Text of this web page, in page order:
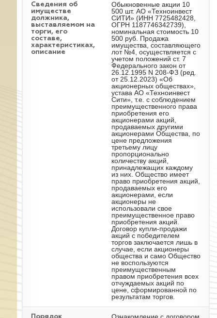
Cведения об
имуществе
должника,
выставляемом на
торги, его
составе,
характеристиках,
описание
Обыкновенные акции 10
500 шт. АО «Техноинвест
СИТИ» (ИНН 7725482428,
ОГРН 1187746342739),
номинальная стоимость 10
500 руб. Продажа
имущества, составляющего
лот №4, осуществляется с
учетом положений ст. 7
Федерального закон от
26.12.1995 N 208-ФЗ (ред.
от 25.12.2023) «Об
акционерных обществах»,
устава АО «Техноинвест
Сити», т.е. с соблюдением
преимущественного права
приобретения его
акционерами акций,
продаваемых другими
акционерами Общества, по
цене предложения
третьему лицу
пропорционально
количеству акций,
принадлежащих каждому
из них. Общество имеет
право приобретения акций,
продаваемых его
акционерами, если
акционеры не
использовали свое
преимущественное право
приобретения акций.
Договор купли-продажи
акций с победителем
торгов заключается лишь в
случае, если акционеры
общества и само Общество
не воспользуются
преимущественным
правом приобретения всех
отчуждаемых акций по
цене, сформированной по
результатам торгов.
Порядок